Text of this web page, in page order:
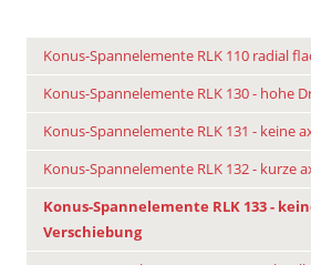
Konus-Spannelemente RLK 110 radial
Konus-Spannelemente RLK 130 - hohe
Konus-Spannelemente RLK 131 - keine
Konus-Spannelemente RLK 132 - kurze
Konus-Spannelemente RLK 133 -
Verschiebung